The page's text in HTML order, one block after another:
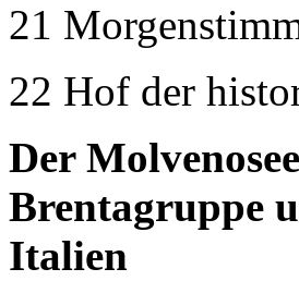
21
22 Hof der
Der
Brentagruppe
Italien